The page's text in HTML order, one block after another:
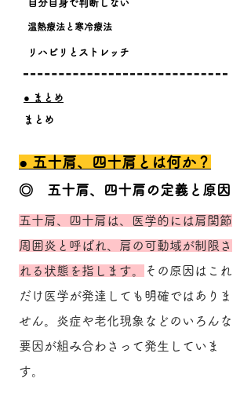
​自分自身で判断しない
​温熱療法と寒冷療法
​リハビリとストレッチ
​● まとめ
​まとめ
​● 五十肩、四十肩とは何か？
​◎ 五十肩、四十肩の定義と原因
五十肩、四十肩は、医学的には肩関節
周囲炎と呼ばれ、肩の可動域が制限さ
れる状態を指します。
その原因はこれ
だけ医学が発達しても明確ではありま
せん。炎症や老化現象などのいろんな
要因が組み合わさって発生していま
す。